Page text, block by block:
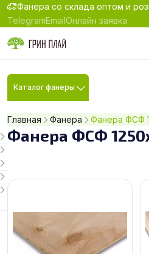
Фанера со склада оптом и
TelegramEmailОнлайн заявка
Каталог фанеры
Главная Фанера Фанера ФСФ
Фанера ФСФ